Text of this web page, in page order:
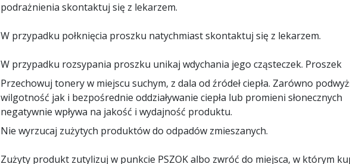
podrażnienia skontaktuj się z lekarzem.
W przypadku połknięcia proszku natychmiast skontaktuj się z lekarzem.
W przypadku rozsypania proszku unikaj wdychania jego cząsteczek. Proszek
Przechowuj tonery w miejscu suchym, z dala od źródeł ciepła. Zarówno
wilgotność jak i bezpośrednie oddziaływanie ciepła lub promieni słonecznych
negatywnie wpływa na jakość i wydajność produktu.
Nie wyrzucaj zużytych produktów do odpadów zmieszanych.
Zużyty produkt zutylizuj w punkcie PSZOK albo zwróć do miejsca, w którym